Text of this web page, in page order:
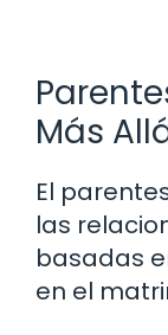
Más
El
las
basadas
en el